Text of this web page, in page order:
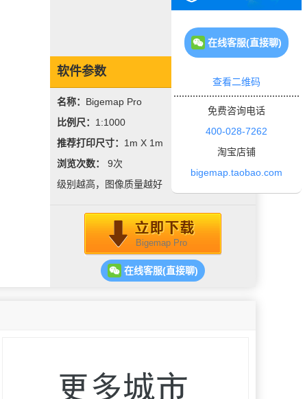
软件参数
名称： Bigemap Pro
比例尺： 1:1000
推荐打印尺寸： 1m X 1m
浏览次数： 9次
级别越高，图像质量越好
Bigemap Pro
在线客服(直接聊)
在线客服(直接聊)
查看二维码
免费咨询电话
400-028-7262
淘宝店铺
bigemap.taobao.com